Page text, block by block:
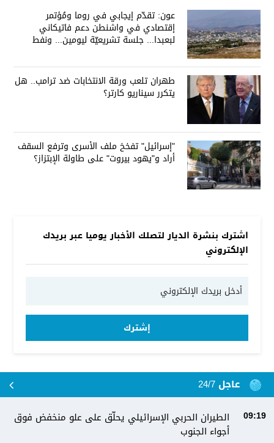
عون: تقدّم إيجابي في روما ومُؤتمر
إقتصادي في واشنطن دعم فاتيكاني
لبعبدا... جلسة تشريعيّة ليومين... ونفط
طهران تلعب ورقة الانتخابات ضد ترامب.. هل
يتكرر سيناريو كارتر؟
"إسرائيل" تفخخ ملف الأسرى وترفع السقف
أراد و"يهود بيروت" على طاولة الإبتزاز؟
اشترك بنشرة الديار لتصلك الأخبار يوميا عبر بريدك
الإلكتروني
إشترك
عاجل 24/7
09:19
الطيران الحربي الإسرائيلي يحلّق على علو منخفض فوق
أجواء الجنوب